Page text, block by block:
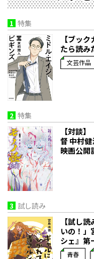
1 特集
【ブッ
たら読み
文芸作品
2 特集
【対談
督 中村
映画公開
3 試し読み
【試し
いの！」
シェ』第
青春